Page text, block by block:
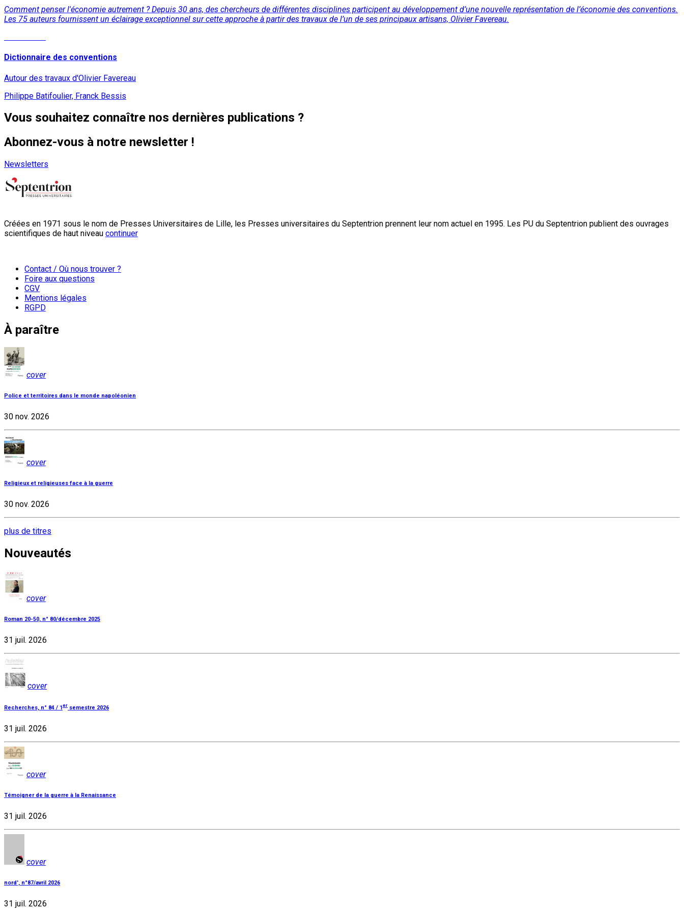
Comment penser l'économie autrement ? Depuis 30 ans, des chercheurs de différentes disciplines participent au développement d’une nouvelle représentation de l’économie des conventions.
Les 75 auteurs fournissent un éclairage exceptionnel sur cette approche à partir des travaux de l’un de ses principaux artisans, Olivier Favereau.
Dictionnaire des conventions
Autour des travaux d'Olivier Favereau
Philippe Batifoulier, Franck Bessis
Vous souhaitez connaître nos dernières publications ?
Abonnez-vous à notre newsletter !
Newsletters
Créées en 1971 sous le nom de Presses Universitaires de Lille, les Presses universitaires du Septentrion prennent leur nom actuel en 1995. Les PU du Septentrion publient des ouvrages
scientifiques de haut niveau continuer
Contact / Où nous trouver ?
Foire aux questions
CGV
Mentions légales
RGPD
À paraître
cover
Police et territoires dans le monde napoléonien
30 nov. 2026
cover
Religieux et religieuses face à la guerre
30 nov. 2026
plus de titres
Nouveautés
cover
Roman 20-50, n° 80/décembre 2025
31 juil. 2026
cover
Recherches, n° 84 / 1 er semestre 2026
31 juil. 2026
cover
Témoigner de la guerre à la Renaissance
31 juil. 2026
cover
nord', n°87/avril 2026
31 juil. 2026